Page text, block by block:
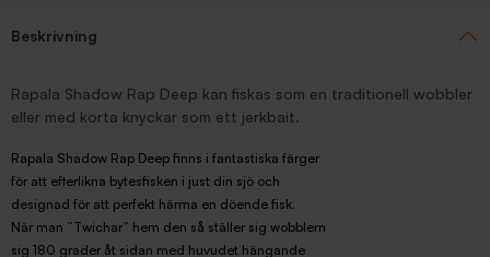
Beskrivning
Rapala Shadow Rap Deep kan fiskas som en traditionell wobbler
eller med korta knyckar som ett jerkbait.
Rapala Shadow Rap Deep finns i fantastiska färger
för att efterlikna bytesfisken i just din sjö och
designad för att perfekt härma en döende fisk.
När man ”Twichar” hem den så ställer sig wobblern
sig 180 grader åt sidan med huvudet hängande